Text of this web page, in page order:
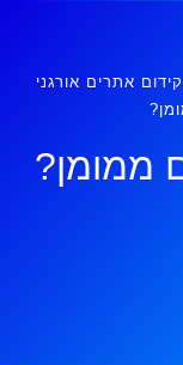
קידום אתרים אורגני
ממומן?